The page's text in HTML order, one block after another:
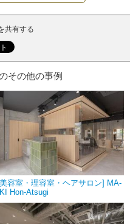
共有する
その他の事例
容室・理容室・ヘアサロン] MA-
IKI Hon-Atsugi